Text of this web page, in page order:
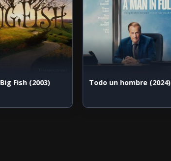
Big Fish (2003) Todo un hombre (2024)